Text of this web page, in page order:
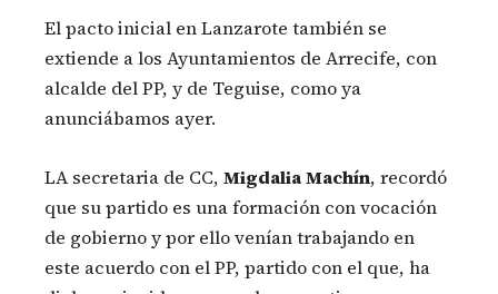
El pacto inicial en Lanzarote también se
extiende a los Ayuntamientos de Arrecife, con
alcalde del PP, y de Teguise, como ya
anunciábamos ayer.
LA secretaria de CC, Migdalia Machín, recordó
que su partido es una formación con vocación
de gobierno y por ello venían trabajando en
este acuerdo con el PP, partido con el que, ha